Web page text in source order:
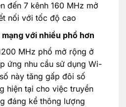
đến 7 kênh 160 MHz mở
nối với tốc độ cao
với nhiều phổ hơn
MHz phổ mở rộng ở
ứng nhu cầu sử dụng Wi-
này tăng gấp đôi số
hiện tại cho việc truyền
đáng kể thông lượng